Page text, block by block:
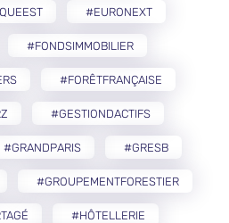
#EURONEXT
#FONDSIMMOBILIER
#FORÊTFRANÇAISE
#GESTIONDACTIFS
#GRANDPARIS #GRESB
#GROUPEMENTFORESTIER
#HÔTELLERIE